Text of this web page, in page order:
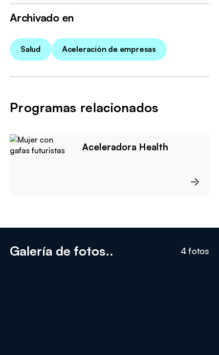
Archivado en
Salud Aceleración de empresas
Programas relacionados
Aceleradora Health
Galería de fotos.. 4 fotos